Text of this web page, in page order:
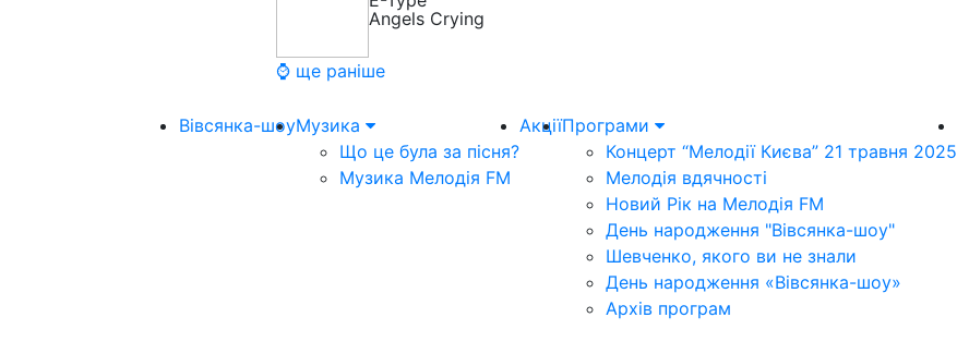
Angels Crying
⌚ ще раніше
Вівсянка-шоуМузика
Що це була за пісня?
Музика Мелодія FM
АкціїПрограми
Концерт “Мелодії Києва” 21 травня 2025
Мелодія вдячності
Новий Рік на Мелодія FM
День народження "Вівсянка-шоу"
Шевченко, якого ви не знали
День народження «Вівсянка-шоу»
Архів програм